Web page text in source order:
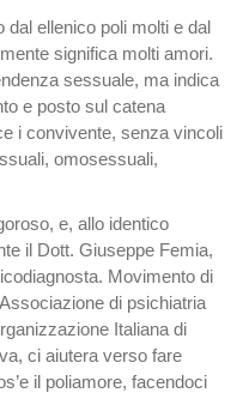
dal ellenico poli molti e dal
significa molti amori.
sessuale, ma indica
e posto sul catena
i convivente, senza vincoli
omosessuali,
e, allo identico
il Dott. Giuseppe Femia,
Movimento di
di psichiatria
Italiana di
ci aiutera verso fare
il poliamore, facendoci